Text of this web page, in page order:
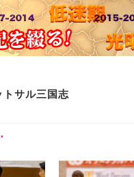
トサル三国志